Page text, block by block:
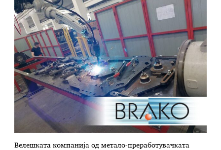
Велешката компанија од метало-преработувачката